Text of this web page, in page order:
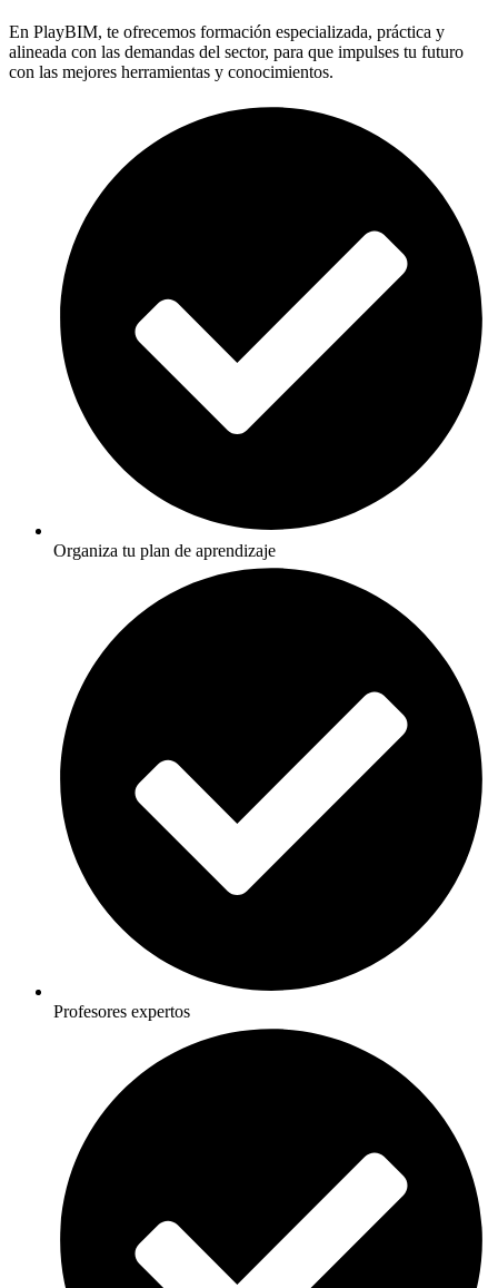
En PlayBIM, te ofrecemos formación especializada, práctica y
alineada con las demandas del sector, para que impulses tu futuro
con las mejores herramientas y conocimientos.
Organiza tu plan de aprendizaje
Profesores expertos